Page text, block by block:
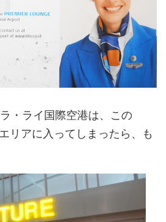
・ライ国際空港は、この
リアに入ってしまったら、も